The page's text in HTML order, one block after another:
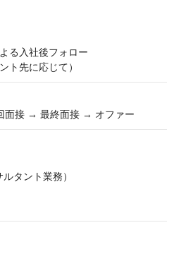
る入社後フォロー
ト先に応じて）
面接 → 最終面接 → オファー
ルタント業務）